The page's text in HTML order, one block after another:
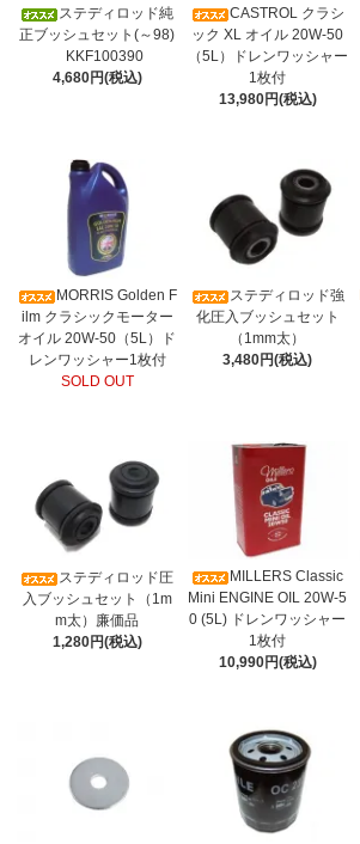
ステディロッド純
正ブッシュセット(～98)
KKF100390
4,680円(税込)
CASTROL クラシ
ック XL オイル 20W-50
（5L）ドレンワッシャー
1枚付
13,980円(税込)
MORRIS Golden F
ilm クラシックモーター
オイル 20W-50（5L）ド
レンワッシャー1枚付
SOLD OUT
ステディロッド強
化圧入ブッシュセット
（1mm太）
3,480円(税込)
ステディロッド圧
入ブッシュセット（1m
m太）廉価品
1,280円(税込)
MILLERS Classic
Mini ENGINE OIL 20W-5
0 (5L) ドレンワッシャー
1枚付
10,990円(税込)